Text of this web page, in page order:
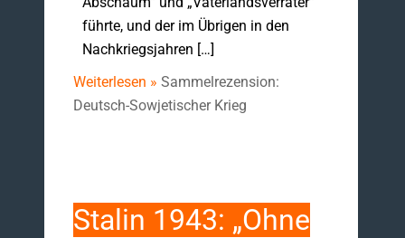
führte, und der im Übrigen in den
Nachkriegsjahren […]
Weiterlesen » Sammelrezension:
Deutsch-Sowjetischer Krieg
Stalin 1943: „Ohne